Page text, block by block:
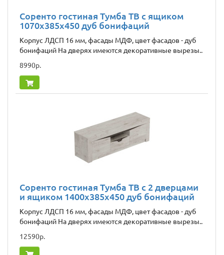
Соренто гостиная Тумба ТВ с ящиком
1070x385x450 дуб бонифаций
Корпус ЛДСП 16 мм, фасады МДФ, цвет фасадов - дуб
бонифаций На дверях имеются декоративные вырезы..
8990р.
Соренто гостиная Тумба ТВ с 2 дверцами
и ящиком 1400x385x450 дуб бонифаций
Корпус ЛДСП 16 мм, фасады МДФ, цвет фасадов - дуб
бонифаций На дверях имеются декоративные вырезы..
12590р.